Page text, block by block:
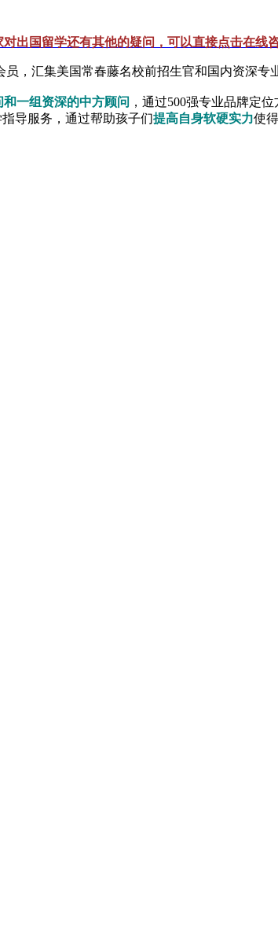
对出国留学还有其他的疑问，可以直接点击在线
，汇集美国常春藤名校前招生官和国内资深专
一组资深的中方顾问 ，通过500强专业品牌定
导服务，通过帮助孩子们提高自身软硬实力使